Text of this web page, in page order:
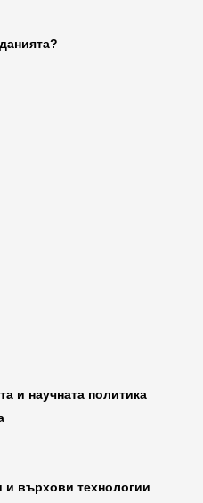
и научната политика
и върхови технологии